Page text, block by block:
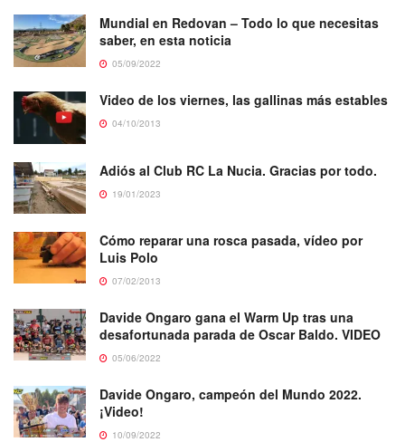
Mundial en Redovan – Todo lo que necesitas
saber, en esta noticia
05/09/2022
Video de los viernes, las gallinas más estables
04/10/2013
Adiós al Club RC La Nucia. Gracias por todo.
19/01/2023
Cómo reparar una rosca pasada, vídeo por
Luis Polo
07/02/2013
Davide Ongaro gana el Warm Up tras una
desafortunada parada de Oscar Baldo. VIDEO
05/06/2022
Davide Ongaro, campeón del Mundo 2022.
¡Video!
10/09/2022